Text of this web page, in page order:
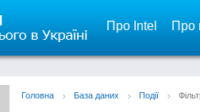
Про Intel Про
Головна База даних Події